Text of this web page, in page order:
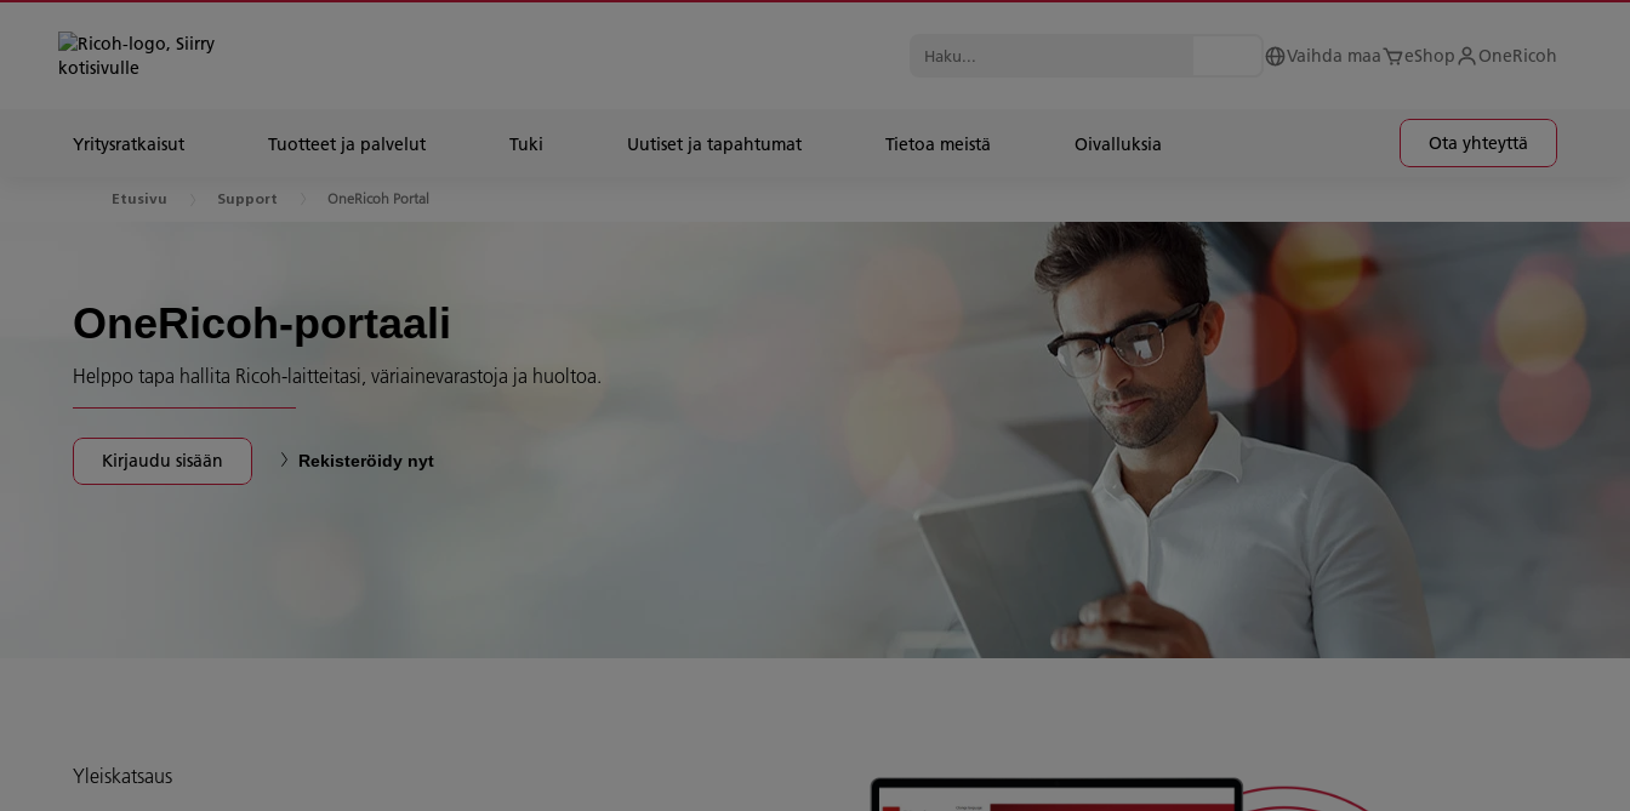
Vaihda maa eShop OneRicoh
Yritysratkaisut Tuotteet ja palvelut Tuki Uutiset ja tapahtumat Tietoa meistä Oivalluksia Ota yhteyttä
Etusivu Support OneRicoh Portal
OneRicoh-portaali
Helppo tapa hallita Ricoh-laitteitasi, väriainevarastoja ja huoltoa.
Kirjaudu sisään Rekisteröidy nyt
Yleiskatsaus